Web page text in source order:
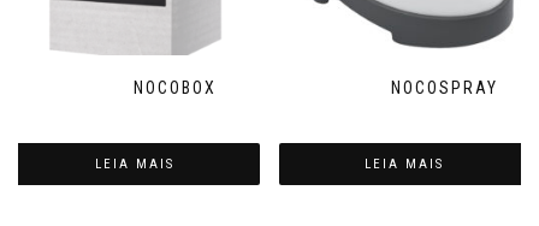
NOCOBOX
LEIA MAIS
NOCOSPRAY
LEIA MAIS